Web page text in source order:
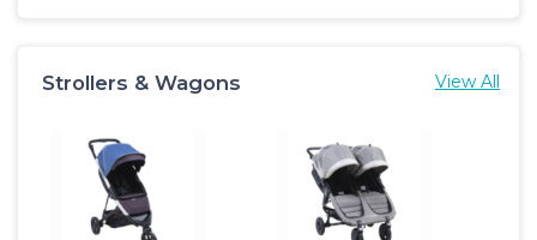
Strollers & Wagons View All